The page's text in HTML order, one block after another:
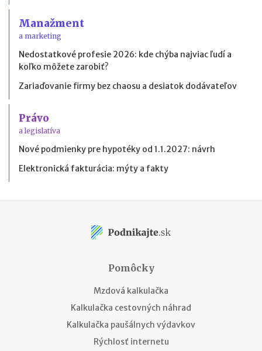
Manažment
a marketing
Nedostatkové profesie 2026: kde chýba najviac ľudí a
koľko môžete zarobiť?
Zariaďovanie firmy bez chaosu a desiatok dodávateľov
Právo
a legislatíva
Nové podmienky pre hypotéky od 1.1.2027: návrh
Elektronická fakturácia: mýty a fakty
Pomôcky
Mzdová kalkulačka
Kalkulačka cestovných náhrad
Kalkulačka paušálnych výdavkov
Rýchlosť internetu